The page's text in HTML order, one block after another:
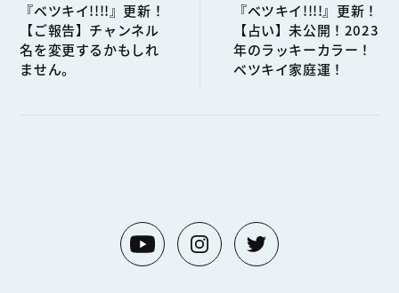
『ベツキイ!!!!』更新！
【ご報告】チャンネル
名を変更するかもしれ
ません。
『ベツキイ!!!!』更新！
【占い】未公開！2023
年のラッキーカラー！
ベツキイ家庭運！